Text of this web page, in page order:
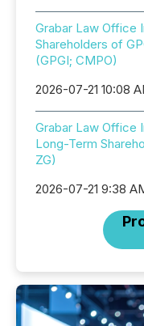
Grabar Law Office
Shareholders of
(GPGI; CMPO)
2026-07-21 10:08
Grabar Law Office
Long-Term
ZG)
2026-07-21 9:38